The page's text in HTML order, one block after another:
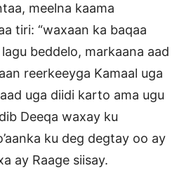
meelna kaama
tiri: “waxaan ka baqaa
beddelo, markaana aad
reerkeeyga Kamaal uga
uga diidi karto ama ugu
Deeqa waxay ku
ku deg degtay oo ay
ay Raage siisay.